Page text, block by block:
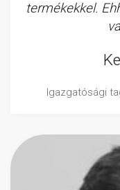
termékekkel.
Igazgatósági